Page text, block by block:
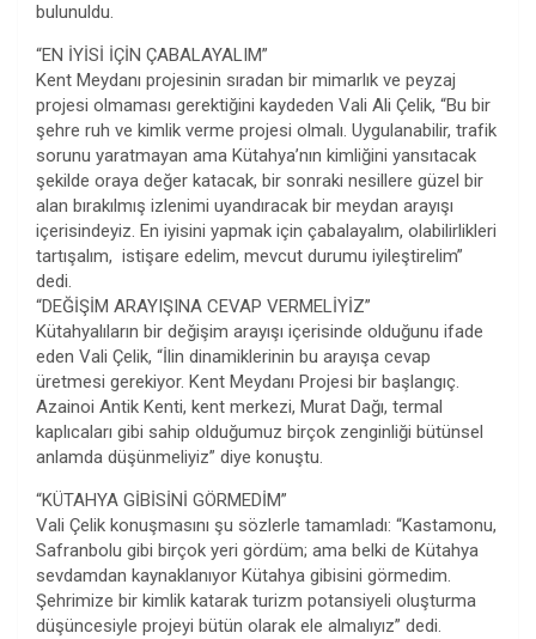
bulunuldu.
“EN İYİSİ İÇİN ÇABALAYALIM”
Kent Meydanı projesinin sıradan bir mimarlık ve peyzaj
projesi olmaması gerektiğini kaydeden Vali Ali Çelik, “Bu bir
şehre ruh ve kimlik verme projesi olmalı. Uygulanabilir, trafik
sorunu yaratmayan ama Kütahya’nın kimliğini yansıtacak
şekilde oraya değer katacak, bir sonraki nesillere güzel bir
alan bırakılmış izlenimi uyandıracak bir meydan arayışı
içerisindeyiz. En iyisini yapmak için çabalayalım, olabilirlikleri
tartışalım, istişare edelim, mevcut durumu iyileştirelim”
dedi.
“DEĞİŞİM ARAYIŞINA CEVAP VERMELİYİZ”
Kütahyalıların bir değişim arayışı içerisinde olduğunu ifade
eden Vali Çelik, “İlin dinamiklerinin bu arayışa cevap
üretmesi gerekiyor. Kent Meydanı Projesi bir başlangıç.
Azainoi Antik Kenti, kent merkezi, Murat Dağı, termal
kaplıcaları gibi sahip olduğumuz birçok zenginliği bütünsel
anlamda düşünmeliyiz” diye konuştu.
“KÜTAHYA GİBİSİNİ GÖRMEDİM”
Vali Çelik konuşmasını şu sözlerle tamamladı: “Kastamonu,
Safranbolu gibi birçok yeri gördüm; ama belki de Kütahya
sevdamdan kaynaklanıyor Kütahya gibisini görmedim.
Şehrimize bir kimlik katarak turizm potansiyeli oluşturma
düşüncesiyle projeyi bütün olarak ele almalıyız” dedi.